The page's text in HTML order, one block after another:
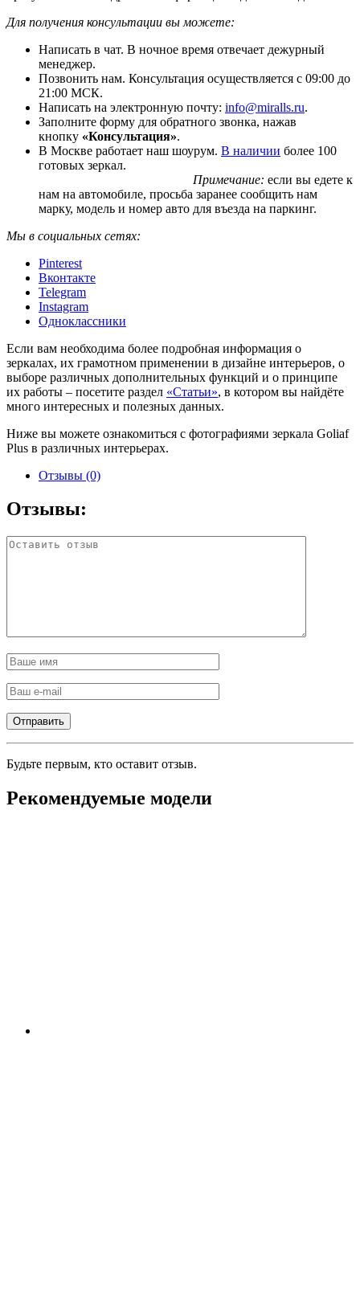
Для получения консультации вы можете:
Написать в чат. В ночное время отвечает дежурный
менеджер.
Позвонить нам. Консультация осуществляется с 09:00 до
21:00 МСК.
Написать на электронную почту: info@miralls.ru.
Заполните форму для обратного звонка, нажав
кнопку «Консультация».
В Москве работает наш шоурум. В наличии более 100
готовых зеркал.
Примечание: если вы едете к
нам на автомобиле, просьба заранее сообщить нам
марку, модель и номер авто для въезда на паркинг.
Мы в социальных сетях:
Pinterest
Вконтакте
Telegram
Instagram
Одноклассники
Если вам необходима более подробная информация о
зеркалах, их грамотном применении в дизайне интерьеров, о
выборе различных дополнительных функций и о принципе
их работы – посетите раздел «Статьи», в котором вы найдёте
много интересных и полезных данных.
Ниже вы можете ознакомиться с фотографиями зеркала Goliaf
Plus в различных интерьерах.
Отзывы (0)
Отзывы:
Будьте первым, кто оставит отзыв.
Рекомендуемые модели